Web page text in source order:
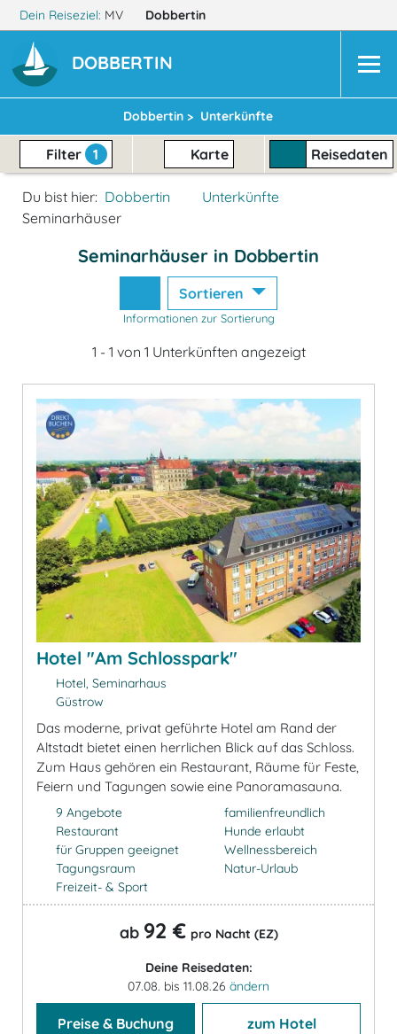
Dein Reiseziel: MV Dobbertin
DOBBERTIN
Dobbertin > Unterkünfte
Filter 1 Karte Reisedaten
Du bist hier: Dobbertin
Unterkünfte
Seminarhäuser
Seminarhäuser in Dobbertin
Sortieren
Informationen zur Sortierung
1 - 1 von 1 Unterkünften angezeigt
Hotel "Am Schlosspark"
Hotel, Seminarhaus
Güstrow
Das moderne, privat geführte Hotel am Rand der
Altstadt bietet einen herrlichen Blick auf das Schloss.
Zum Haus gehören ein Restaurant, Räume für Feste,
Feiern und Tagungen sowie eine Panoramasauna.
9 Angebote
Restaurant
für Gruppen geeignet
Tagungsraum
Freizeit- & Sport
familienfreundlich
Hunde erlaubt
Wellnessbereich
Natur-Urlaub
ab 92 € pro Nacht (EZ)
Deine Reisedaten:
07.08. bis 11.08.26 ändern
Preise & Buchung zum Hotel